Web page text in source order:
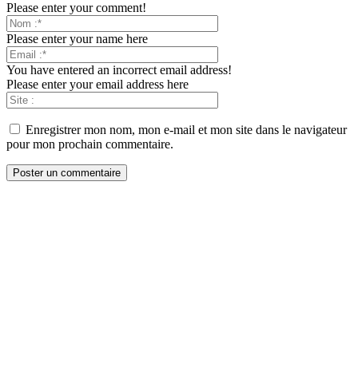
Please enter your comment!
Please enter your name here
You have entered an incorrect email address!
Please enter your email address here
Enregistrer mon nom, mon e-mail et mon site dans le navigateur
pour mon prochain commentaire.